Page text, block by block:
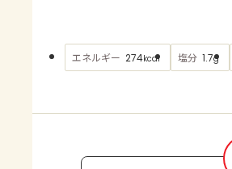
エネルギー 274kcal 塩分 1.7g